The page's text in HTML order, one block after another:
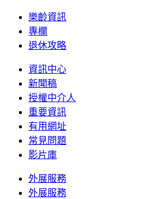
樂齡資訊
專欄
退休攻略
資訊中心
新聞稿
授權中介人
重要資訊
有用網址
常見問題
影片庫
外展服務
外展服務